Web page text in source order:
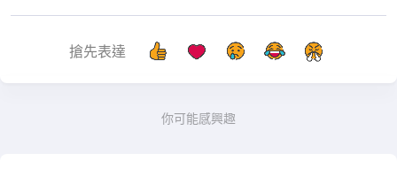
搶先表達
你可能感興趣